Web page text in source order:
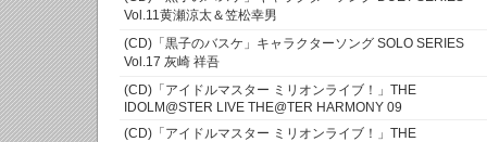
Vol.11黄瀬涼太＆笠松幸男
(CD)「黒子のバスケ」キャラクターソング SOLO SERIES
Vol.17 灰崎 祥吾
(CD)「アイドルマスター ミリオンライブ！」THE
IDOLM@STER LIVE THE@TER HARMONY 09
(CD)「アイドルマスター ミリオンライブ！」THE